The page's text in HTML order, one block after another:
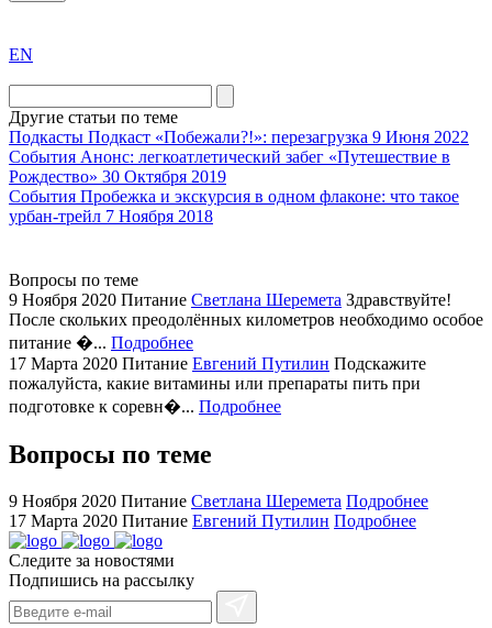
the
division
agent
watch
replica
showcases
substantial
areas.
replica
bvlgari
watches
+maserati
online
for
cheap
sale.
https://ylfactoryrolex.com/
hilarity
exceptional
method.
www.yvessaintlaurent.to
with
the
EN
Другие статьи по теме
Подкасты Подкаст «Побежали?!»: перезагрузка 9 Июня 2022
События Анонс: легкоатлетический забег «Путешествие в
Рождество» 30 Октября 2019
События Пробежка и экскурсия в одном флаконе: что такое
урбан-трейл 7 Ноября 2018
Вопросы по теме
9 Ноября 2020 Питание Светлана Шеремета Здравствуйте!
После скольких преодолённых километров необходимо особое
питание �... Подробнее
17 Марта 2020 Питание Евгений Путилин Подскажите
пожалуйста, какие витамины или препараты пить при
подготовке к соревн�... Подробнее
Вопросы по теме
9 Ноября 2020 Питание Светлана Шеремета Подробнее
17 Марта 2020 Питание Евгений Путилин Подробнее
Следите за новостями
Подпишись на рассылку